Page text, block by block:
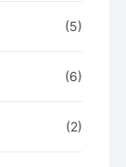
(5)
(6)
(2)